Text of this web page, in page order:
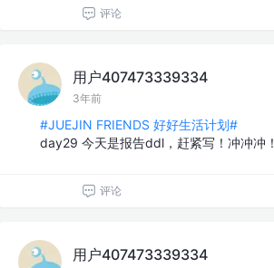
评论
用户407473339334
3年前
#JUEJIN FRIENDS 好好生活计划#
day29 今天是报告ddl，赶紧写！冲冲冲！
评论
用户407473339334